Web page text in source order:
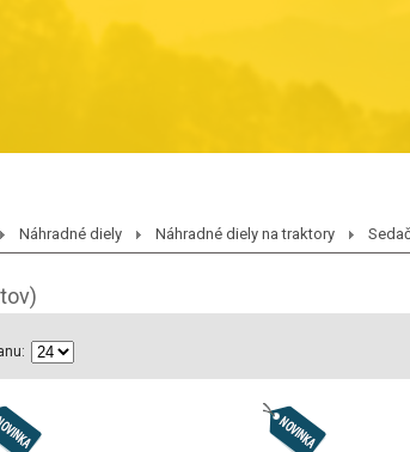
Náhradné diely Náhradné diely na traktory